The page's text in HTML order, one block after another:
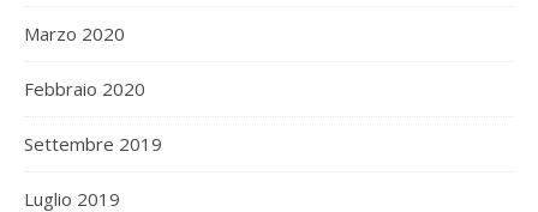
Marzo 2020
Febbraio 2020
Settembre 2019
Luglio 2019